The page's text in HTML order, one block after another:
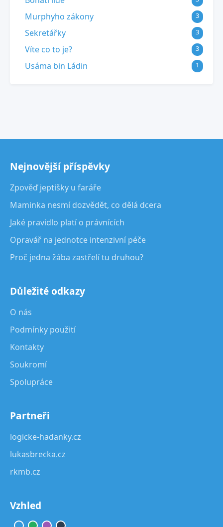
Murphyho zákony 3
Sekretářky 3
Víte co to je? 3
Usáma bin Ládin 1
Nejnovější příspěvky
Zpověď jeptišky u faráře
Maminka nesmí dozvědět, co dělá dcera
Jaké pravidlo platí o právnících
Opravář na jednotce intenzivní péče
Proč jedna žába zastřelí tu druhou?
Důležité odkazy
O nás
Podmínky použití
Kontakty
Soukromí
Spolupráce
Partneři
logicke-hadanky.cz
lukasbrecka.cz
rkmb.cz
Vzhled